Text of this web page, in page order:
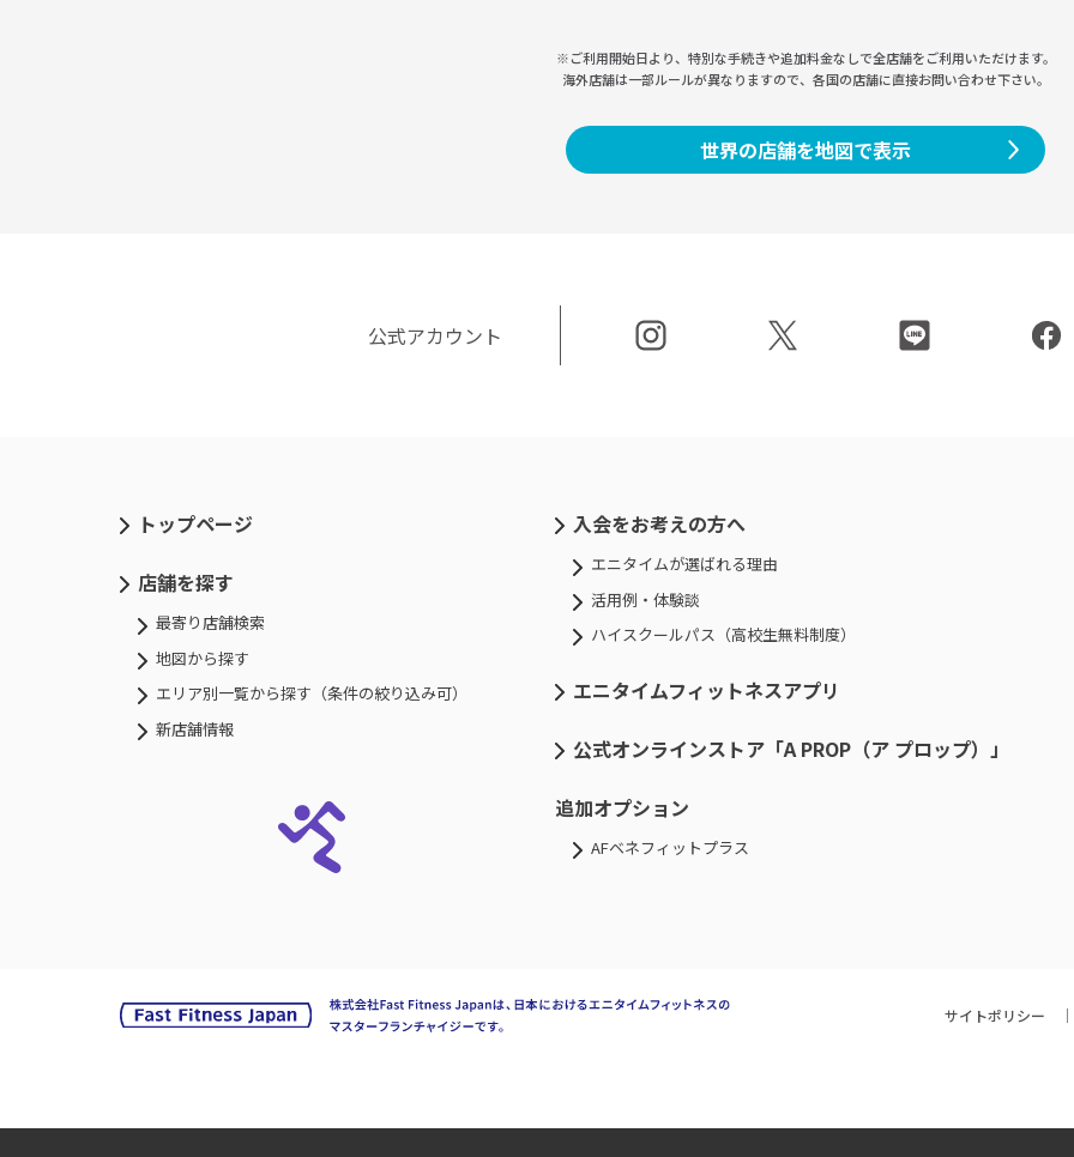
世界の店舗を地図で表示
※ご利用開始日より、特別な手続きや追加料金なしで全店舗をご利用いただけます。
海外店舗は一部ルールが異なりますので、 各国の店舗に直接お問い合わせ下さい。
公式アカウント
トップページ
店舗を探す
最寄り店舗検索
地図から探す
エリア別一覧から探す（条件の絞り込み可）
新店舗情報
入会をお考えの方へ
エニタイムが選ばれる理由
活用例・体験談
ハイスクールパス（高校生無料制度）
エニタイムフィットネスアプリ
公式オンラインストア「A PROP（ア プロップ）」
追加オプション
AFベネフィットプラス
サイトポリシー